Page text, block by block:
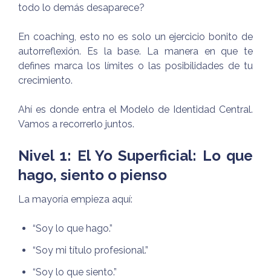
todo lo demás desaparece?
En coaching, esto no es solo un ejercicio bonito de
autorreflexión. Es la base. La manera en que te
defines marca los límites o las posibilidades de tu
crecimiento.
Ahí es donde entra el Modelo de Identidad Central.
Vamos a recorrerlo juntos.
Nivel 1: El Yo Superficial: Lo que
hago, siento o pienso
La mayoría empieza aquí:
“Soy lo que hago.”
“Soy mi título profesional.”
“Soy lo que siento.”